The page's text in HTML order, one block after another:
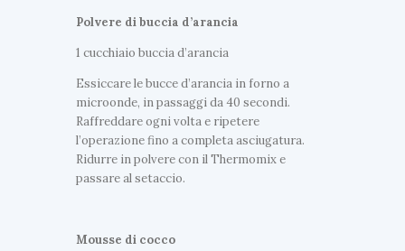
Polvere di buccia d’arancia
1 cucchiaio buccia d’arancia
Essiccare le bucce d’arancia in forno a
microonde, in passaggi da 40 secondi.
Raffreddare ogni volta e ripetere
l’operazione fino a completa asciugatura.
Ridurre in polvere con il Thermomix e
passare al setaccio.
Mousse di cocco